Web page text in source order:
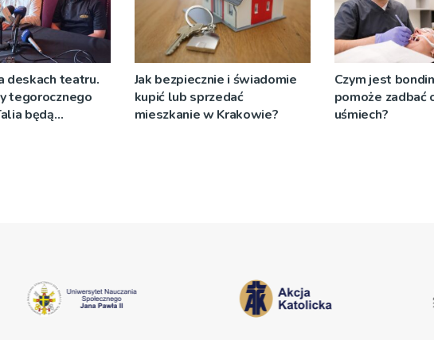
deskach teatru.
tegorocznego
będą
Jak bezpiecznie i świadomie
kupić lub sprzedać
mieszkanie w Krakowie?
Czym jest
pomoże zadbać
uśmiech?